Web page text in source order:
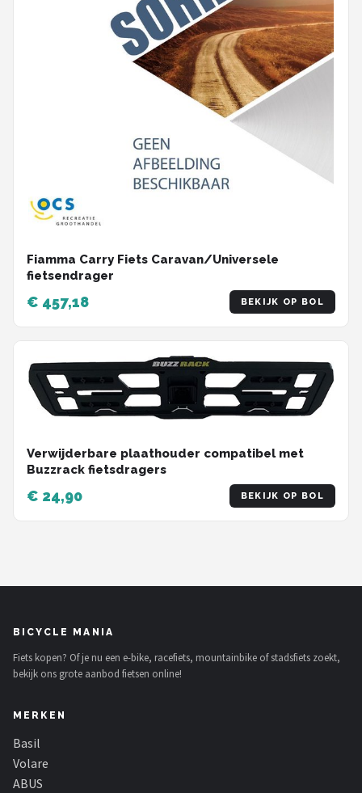
Fiamma Carry Fiets Caravan/Universele
fietsendrager
€ 457,18 BEKIJK OP BOL
Verwijderbare plaathouder compatibel met
Buzzrack fietsdragers
€ 24,90 BEKIJK OP BOL
BICYCLE MANIA
Fiets kopen? Of je nu een e-bike, racefiets, mountainbike of stadsfiets zoekt,
bekijk ons grote aanbod fietsen online!
MERKEN
Basil
Volare
ABUS